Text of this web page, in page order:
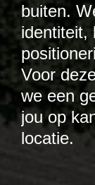
buiten.
identiteit,
Voor
we een
jou op
locatie.